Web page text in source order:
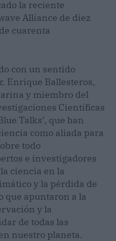
la reciente
Alliance de diez
cuarenta
con un sentido
Enrique Ballesteros,
y miembro del
Científicas
Talks’, que han
como aliada para
todo
e investigadores
ciencia en la
y la pérdida de
que apuntaron a la
y la
de todas las
nuestro planeta.